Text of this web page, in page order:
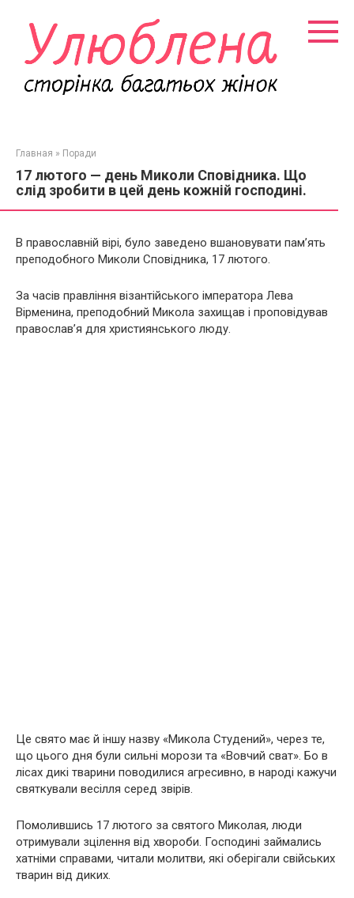
контенту
Главная » Поради
17 лютого — день Миколи Сповідника. Що
слід зробити в цей день кожній господині.
В православній вірі, було заведено вшановувати пам’ять
преподобного Миколи Сповідника, 17 лютого.
За часів правління візантійського імператора Лева
Вірменина, преподобний Микола захищав і проповідував
православ’я для християнського люду.
Це свято має й іншу назву «Микола Студений», через те,
що цього дня були сильні морози та «Вовчий сват». Бо в
лісах дикі тварини поводилися агресивно, в народі кажучи
святкували весілля серед звірів.
Помолившись 17 лютого за святого Миколая, люди
отримували зцілення від хвороби. Господині займались
хатніми справами, читали молитви, які оберігали свійських
тварин від диких.